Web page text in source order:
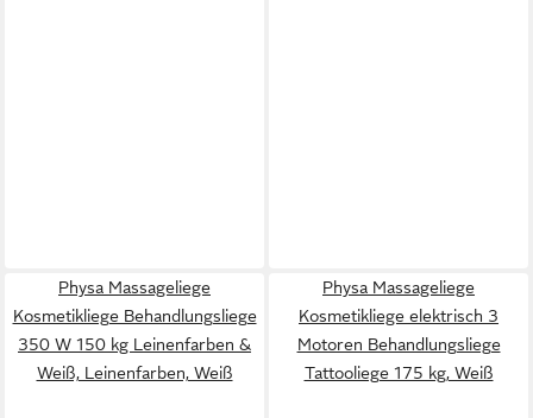
Physa Massageliege
Kosmetikliege Behandlungsliege
350 W 150 kg Leinenfarben &
Weiß, Leinenfarben, Weiß
Physa Massageliege
Kosmetikliege elektrisch 3
Motoren Behandlungsliege
Tattooliege 175 kg, Weiß